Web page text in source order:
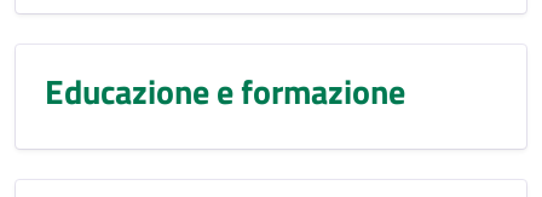
Educazione e formazione